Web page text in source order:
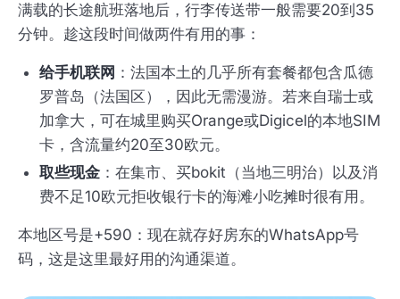
满载的长途航班落地后，行李传送带一般需要20到35
分钟。趁这段时间做两件有用的事：
给手机联网 ：法国本土的几乎所有套餐都包含瓜德
罗普岛（法国区），因此无需漫游。若来自瑞士或
加拿大，可在城里购买Orange或Digicel的本地SIM
卡，含流量约20至30欧元。
取些现金 ：在集市、买bokit（当地三明治）以及消
费不足10欧元拒收银行卡的海滩小吃摊时很有用。
本地区号是+590：现在就存好房东的WhatsApp号
码，这是这里最好用的沟通渠道。